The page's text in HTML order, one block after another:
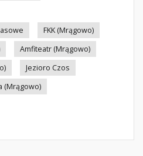
FKK (Mrągowo)
Amfiteatr (Mrągowo)
Jezioro Czos
(Mrągowo)